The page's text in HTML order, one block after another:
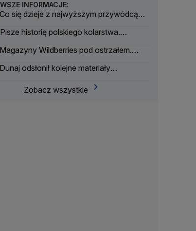
INFORMACJE:
Co się dzieje z najwyższym przywódcą
Pisze historię polskiego kolarstwa.
Magazyny Wildberries pod ostrzałem.
Dunaj odsłonił kolejne materiały
Zobacz wszystkie